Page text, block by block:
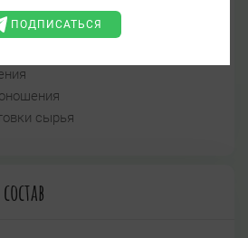
сырья
ПОДПИСАТЬСЯ